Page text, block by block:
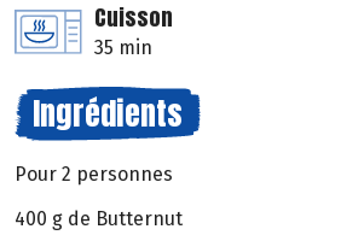
Cuisson
35 min
Ingrédients
Pour 2 personnes
400 g de Butternut